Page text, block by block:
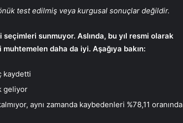
test edilmiş veya kurgusal sonuçlar değildir.
sunmuyor. Aslında, bu yıl resmi olarak
daha da iyi. Aşağıya bakın:
kaydetti
geliyor
aynı zamanda kaybedenleri %78,11 oranında